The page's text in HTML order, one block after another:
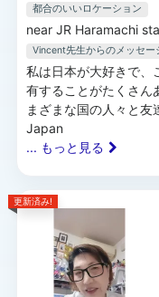
都合のいいロケーション
near JR Haramachi
Vincent先生からのメッセー
私は日本が大好きで、
有することがたくさん
まざまな国の人々と
Japan
... もっと見る
更新済み!